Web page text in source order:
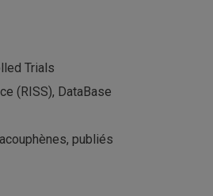
Trials
(RISS), DataBase
publiés